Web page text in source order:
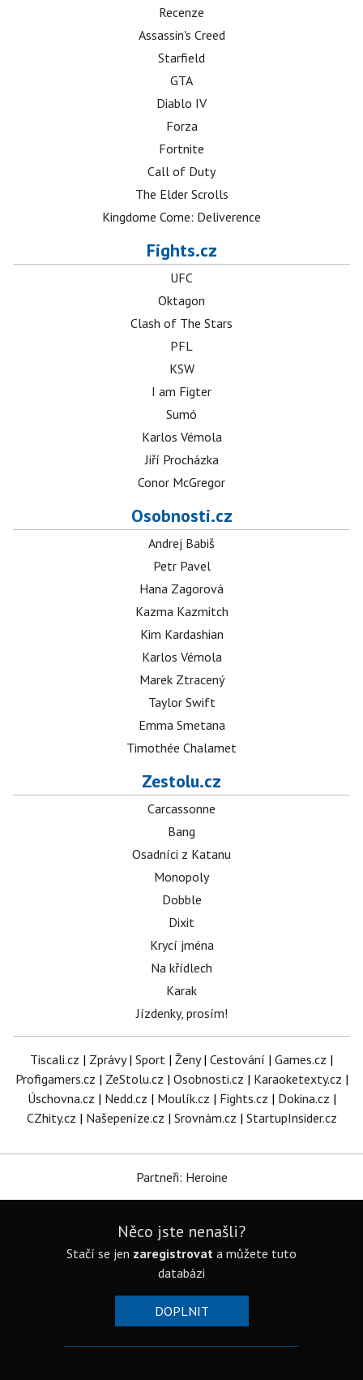
Recenze
Assassin's Creed
Starfield
GTA
Diablo IV
Forza
Fortnite
Call of Duty
The Elder Scrolls
Kingdome Come: Deliverence
Fights.cz
UFC
Oktagon
Clash of The Stars
PFL
KSW
I am Figter
Sumó
Karlos Vémola
Jiří Procházka
Conor McGregor
Osobnosti.cz
Andrej Babiš
Petr Pavel
Hana Zagorová
Kazma Kazmitch
Kim Kardashian
Karlos Vémola
Marek Ztracený
Taylor Swift
Emma Smetana
Timothée Chalamet
Zestolu.cz
Carcassonne
Bang
Osadníci z Katanu
Monopoly
Dobble
Dixit
Krycí jména
Na křídlech
Karak
Jízdenky, prosím!
Tiscali.cz | Zprávy| Sport | Ženy| Cestování | Games.cz |
Profigamers.cz | ZeStolu.cz | Osobnosti.cz | Karaoketexty.cz |
Úschovna.cz | Nedd.cz | Moulík.cz | Fights.cz | Dokina.cz |
CZhity.cz | Našepeníze.cz | Srovnám.cz | StartupInsider.cz
Partneři: Heroine
Něco jste nenašli?
Stačí se jen zaregistrovat a můžete tuto
databázi
DOPLNIT